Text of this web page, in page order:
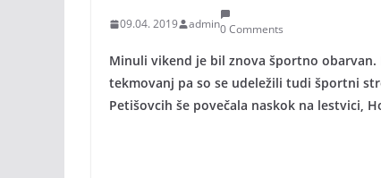
09.04. 2019 admin0 Comments
Minuli vikend je bil znova športno
tekmovanj pa so se udeležili tudi športni
Petišovcih še povečala naskok na lestvici,